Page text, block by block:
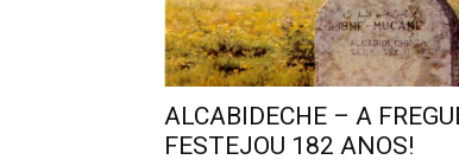
ALCABIDECHE – A
FESTEJOU 182 ANOS!